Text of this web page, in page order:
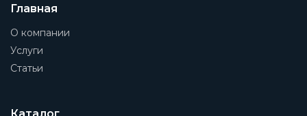
Главная
О компании
Услуги
Статьи